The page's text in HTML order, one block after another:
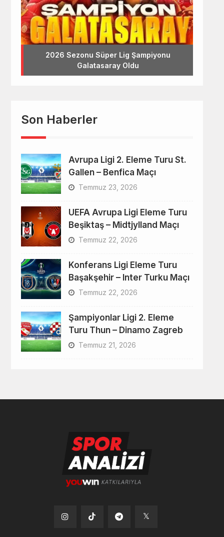
2026 Sezonu Süper Lig Şampiyonu
Galatasaray Oldu
Son Haberler
Avrupa Ligi 2. Eleme Turu St.
Gallen – Benfica Maçı
Temmuz 23, 2026
UEFA Avrupa Ligi Eleme Turu
Beşiktaş – Midtjylland Maçı
Temmuz 22, 2026
Konferans Ligi Eleme Turu
Başakşehir – Inter Turku Maçı
Temmuz 22, 2026
Şampiyonlar Ligi 2. Eleme
Turu Thun – Dinamo Zagreb
Temmuz 21, 2026
Tiktok